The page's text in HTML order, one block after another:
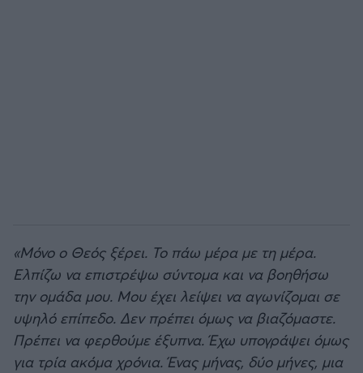
«Μόνο ο Θεός ξέρει. Το πάω μέρα με τη μέρα.
Ελπίζω να επιστρέψω σύντομα και να βοηθήσω
την ομάδα μου. Μου έχει λείψει να αγωνίζομαι σε
υψηλό επίπεδο. Δεν πρέπει όμως να βιαζόμαστε.
Πρέπει να φερθούμε έξυπνα. Έχω υπογράψει όμως
για τρία ακόμα χρόνια. Ένας μήνας, δύο μήνες, μια